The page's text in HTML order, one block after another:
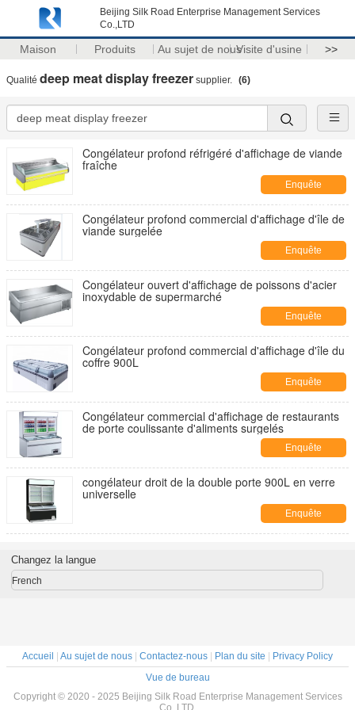
Beijing Silk Road Enterprise Management Services
Co.,LTD
Maison Produits Au sujet de nousVisite d'usine >>
Qualité deep meat display freezer supplier. (6)
Congélateur profond réfrigéré d'affichage de viande
fraîche
Enquête
maintenant
Congélateur profond commercial d'affichage d'île de
viande surgelée
Enquête
maintenant
Congélateur ouvert d'affichage de poissons d'acier
inoxydable de supermarché
Enquête
maintenant
Congélateur profond commercial d'affichage d'île du
coffre 900L
Enquête
maintenant
Congélateur commercial d'affichage de restaurants
de porte coulissante d'aliments surgelés
Enquête
maintenant
congélateur droit de la double porte 900L en verre
universelle
Enquête
maintenant
Changez la langue
French
Accueil Au sujet de nous Contactez-nous Plan du site
Privacy Policy
Vue de bureau
Copyright © 2020 - 2025 Beijing Silk Road Enterprise Management Services
Co.,LTD.